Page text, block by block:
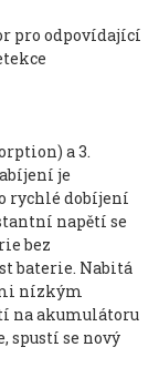
pro odpovídající
a 3.
je
rychlé dobíjení
napětí se
bez
baterie. Nabitá
nízkým
na akumulátoru
spustí se nový